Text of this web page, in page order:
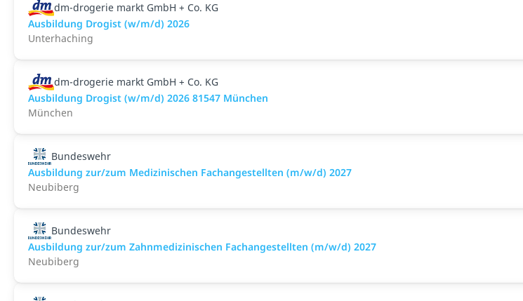
dm-drogerie markt GmbH + Co. KG
Ausbildung Drogist (w/m/d) 2026
Unterhaching
dm-drogerie markt GmbH + Co. KG
Ausbildung Drogist (w/m/d) 2026 81547 München
München
Bundeswehr
Ausbildung zur/zum Medizinischen Fachangestellten (m/w/d) 2027
Neubiberg
Bundeswehr
Ausbildung zur/zum Zahnmedizinischen Fachangestellten (m/w/d) 2027
Neubiberg